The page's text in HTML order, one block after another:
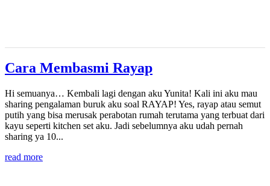
Cara Membasmi Rayap
Hi semuanya… Kembali lagi dengan aku Yunita! Kali ini aku mau
sharing pengalaman buruk aku soal RAYAP! Yes, rayap atau semut
putih yang bisa merusak perabotan rumah terutama yang terbuat dari
kayu seperti kitchen set aku. Jadi sebelumnya aku udah pernah
sharing ya 10...
read more